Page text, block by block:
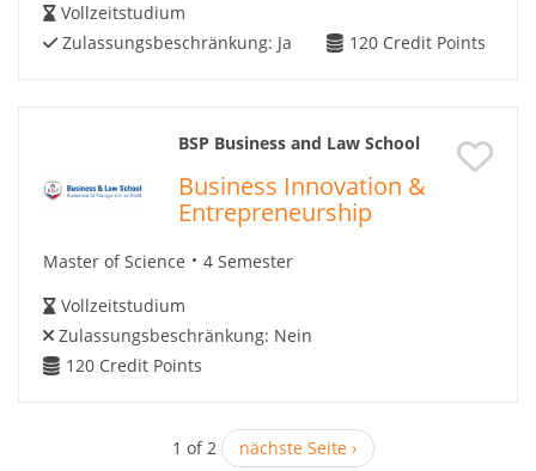
Vollzeitstudium
Zulassungsbeschränkung: Ja 120 Credit Points
BSP Business and Law School
Business Innovation &
Entrepreneurship
Master of Science
4 Semester
Vollzeitstudium
Zulassungsbeschränkung: Nein
120 Credit Points
1 of 2 nächste Seite ›